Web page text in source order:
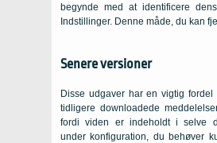
begynde med at identificere
Indstillinger. Denne måde, du kan
Senere versioner
Disse udgaver har en vigtig fordel
tidligere downloadede
fordi viden er indeholdt i selve
under konfiguration, du behøver